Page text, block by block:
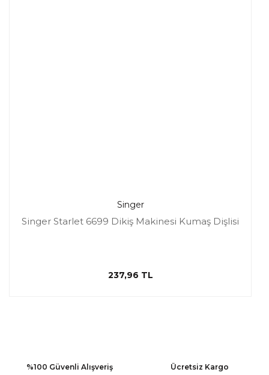
Singer
Singer Starlet 6699 Dikiş Makinesi Kumaş Dişlisi
237,96 TL
%100 Güvenli Alışveriş Ücretsiz Kargo